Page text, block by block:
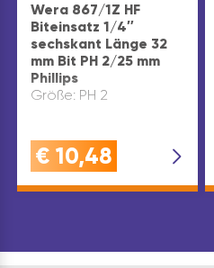
Wera 867/1Z HF
Biteinsatz 1/4″
sechskant Länge 32
mm Bit PH 2/25 mm
Phillips
Größe: PH 2
€ 10,48